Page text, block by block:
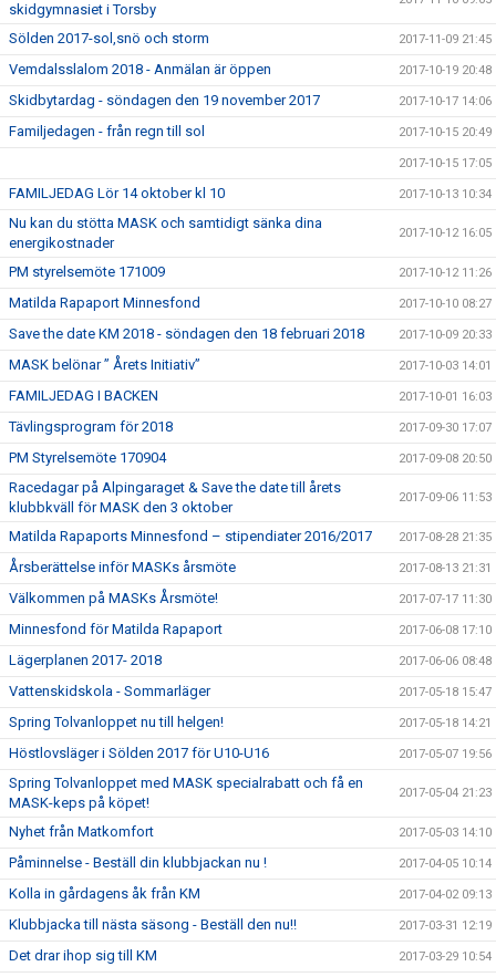
skidgymnasiet i Torsby
Sölden 2017-sol,snö och storm 2017-11-09 21:45
Vemdalsslalom 2018 - Anmälan är öppen 2017-10-19 20:48
Skidbytardag - söndagen den 19 november 2017 2017-10-17 14:06
Familjedagen - från regn till sol 2017-10-15 20:49
2017-10-15 17:05
FAMILJEDAG Lör 14 oktober kl 10 2017-10-13 10:34
Nu kan du stötta MASK och samtidigt sänka dina
energikostnader
2017-10-12 16:05
PM styrelsemöte 171009 2017-10-12 11:26
Matilda Rapaport Minnesfond 2017-10-10 08:27
Save the date KM 2018 - söndagen den 18 februari 2018 2017-10-09 20:33
MASK belönar ” Årets Initiativ” 2017-10-03 14:01
FAMILJEDAG I BACKEN 2017-10-01 16:03
Tävlingsprogram för 2018 2017-09-30 17:07
PM Styrelsemöte 170904 2017-09-08 20:50
Racedagar på Alpingaraget & Save the date till årets
klubbkväll för MASK den 3 oktober
2017-09-06 11:53
Matilda Rapaports Minnesfond – stipendiater 2016/2017 2017-08-28 21:35
Årsberättelse inför MASKs årsmöte 2017-08-13 21:31
Välkommen på MASKs Årsmöte! 2017-07-17 11:30
Minnesfond för Matilda Rapaport 2017-06-08 17:10
Lägerplanen 2017- 2018 2017-06-06 08:48
Vattenskidskola - Sommarläger 2017-05-18 15:47
Spring Tolvanloppet nu till helgen! 2017-05-18 14:21
Höstlovsläger i Sölden 2017 för U10-U16 2017-05-07 19:56
Spring Tolvanloppet med MASK specialrabatt och få en
MASK-keps på köpet!
2017-05-04 21:23
Nyhet från Matkomfort 2017-05-03 14:10
Påminnelse - Beställ din klubbjackan nu ! 2017-04-05 10:14
Kolla in gårdagens åk från KM 2017-04-02 09:13
Klubbjacka till nästa säsong - Beställ den nu!! 2017-03-31 12:19
Det drar ihop sig till KM 2017-03-29 10:54